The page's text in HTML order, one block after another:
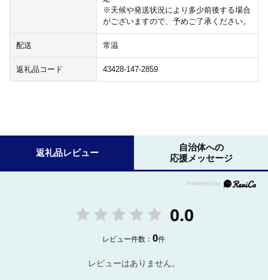
※天候や発送状況により多少前後する場合
がございますので、予めご了承ください。
配送 常温
返礼品コード 43428-147-2859
返礼品レビュー
自治体への
応援メッセージ
0.0
レビュー件数：0件
レビューはありません。